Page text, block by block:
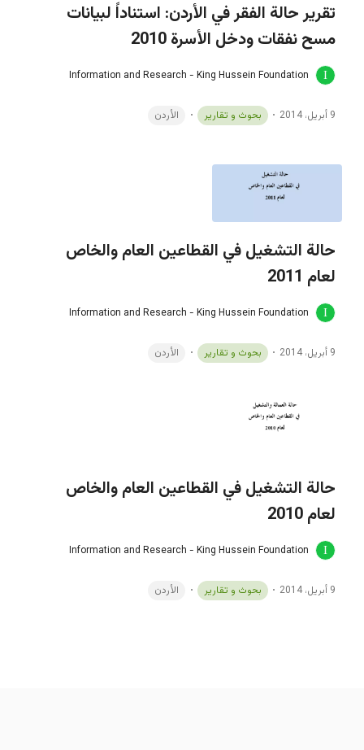
تقرير حالة الفقر في الأردن: استناداً لبيانات
مسح نفقات ودخل الأسرة 2010
Information and Research - King Hussein Foundation
9 أبريل، 2014 بحوث و تقارير الأردن
حالة التشغيل في القطاعين العام والخاص
لعام 2011
Information and Research - King Hussein Foundation
9 أبريل، 2014 بحوث و تقارير الأردن
حالة التشغيل في القطاعين العام والخاص
لعام 2010
Information and Research - King Hussein Foundation
9 أبريل، 2014 بحوث و تقارير الأردن